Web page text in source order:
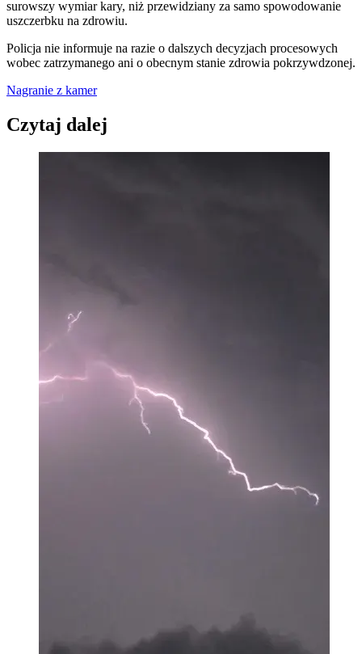
surowszy wymiar kary, niż przewidziany za samo spowodowanie
uszczerbku na zdrowiu.
Policja nie informuje na razie o dalszych decyzjach procesowych
wobec zatrzymanego ani o obecnym stanie zdrowia pokrzywdzonej.
Nagranie z kamer
Czytaj dalej